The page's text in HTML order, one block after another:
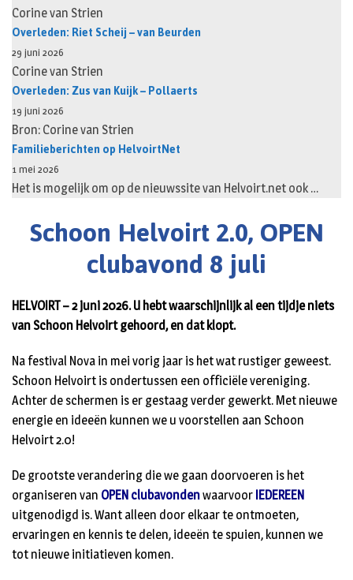
Corine van Strien
Overleden: Riet Scheij – van Beurden
29 juni 2026
Corine van Strien
Overleden: Zus van Kuijk – Pollaerts
19 juni 2026
Bron: Corine van Strien
Familieberichten op HelvoirtNet
1 mei 2026
Het is mogelijk om op de nieuwssite van Helvoirt.net ook …
Schoon Helvoirt 2.0, OPEN
clubavond 8 juli
HELVOIRT – 2 juni 2026. U hebt waarschijnlijk al een tijdje niets
van Schoon Helvoirt gehoord, en dat klopt.
Na festival Nova in mei vorig jaar is het wat rustiger geweest.
Schoon Helvoirt is ondertussen een officiële vereniging.
Achter de schermen is er gestaag verder gewerkt. Met nieuwe
energie en ideeën kunnen we u voorstellen aan Schoon
Helvoirt 2.0!
De grootste verandering die we gaan doorvoeren is het
organiseren van OPEN clubavondenwaarvoor IEDEREEN
uitgenodigd is. Want alleen door elkaar te ontmoeten,
ervaringen en kennis te delen, ideeën te spuien, kunnen we
tot nieuwe initiatieven komen.